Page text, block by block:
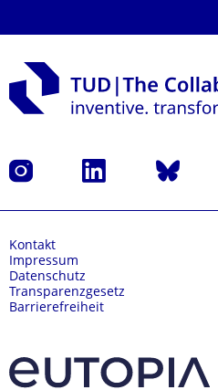
Instagram LinkedIn Bluesky
Kontakt
Impressum
Datenschutz
Transparenzgesetz
Barrierefreiheit